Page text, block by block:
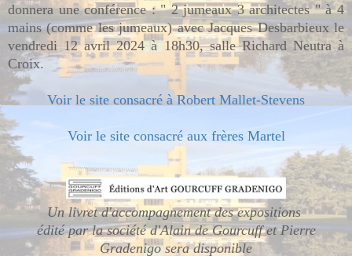
donnera une conférence : " 2 jumeaux 3 architectes " à 4
mains (comme les jumeaux) avec Jacques Desbarbieux le
vendredi 12 avril 2024 à 18h30, salle Richard Neutra à
Croix.
Voir le site consacré à Robert Mallet-Stevens
Voir le site consacré aux frères Martel
Un livret d'accompagnement des expositions
édité par la société d'Alain de Gourcuff et Pierre
Gradenigo sera disponible